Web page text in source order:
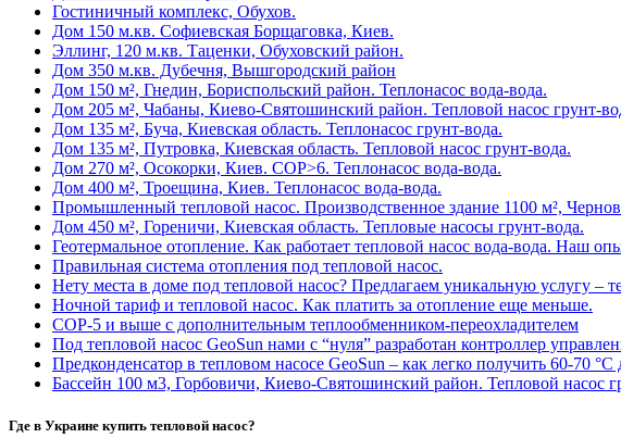
Гостиничный комплекс, Обухов.
Дом 150 м.кв. Софиевская Борщаговка, Киев.
Эллинг, 120 м.кв. Таценки, Обуховский район.
Дом 350 м.кв. Дубечня, Вышгородский район
Дом 150 м², Гнедин, Бориспольский район. Теплонасос вода-вода.
Дом 205 м², Чабаны, Киево-Святошинский район. Тепловой насос грунт-
Дом 135 м², Буча, Киевская область. Теплонасос грунт-вода.
Дом 135 м², Путровка, Киевская область. Тепловой насос грунт-вода.
Дом 270 м², Осокорки, Киев. COP>6. Теплонасос вода-вода.
Дом 400 м², Троещина, Киев. Теплонасос вода-вода.
Промышленный тепловой насос. Производственное здание 1100 м²,
Дом 450 м², Гореничи, Киевская область. Тепловые насосы грунт-вода.
Геотермальное отопление. Как работает тепловой насос вода-вода. Наш
Правильная система отопления под тепловой насос.
Нету места в доме под тепловой насос? Предлагаем уникальную услугу –
Ночной тариф и тепловой насос. Как платить за отопление еще меньше.
COP-5 и выше с дополнительным теплообменником-переохладителем
Под тепловой насос GeoSun нами с “нуля” разработан контроллер
Предконденсатор в тепловом насосе GeoSun – как легко получить 60-70
Бассейн 100 м3, Горбовичи, Киево-Святошинский район. Тепловой насос
Где в Украине купить тепловой насос?